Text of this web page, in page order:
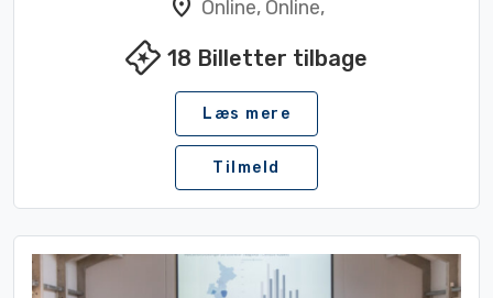
location_on Online, Online,
local_activity18 Billetter tilbage
Læs mere
Tilmeld